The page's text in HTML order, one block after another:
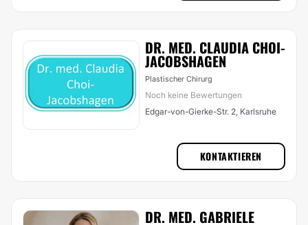
DR. MED. CLAUDIA CHOI-
JACOBSHAGEN
Plastischer Chirurg
Noch keine Bewertungen
Edgar-von-Gierke-Str. 2, Karlsruhe
KONTAKTIEREN
DR. MED. GABRIELE